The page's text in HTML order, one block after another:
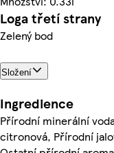
Loga třetí strany
Zelený bod
Složení
Ingredience
Přírodní minerální
citronová, Přírodní